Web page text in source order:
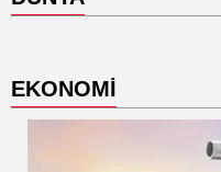
EKONOMİ